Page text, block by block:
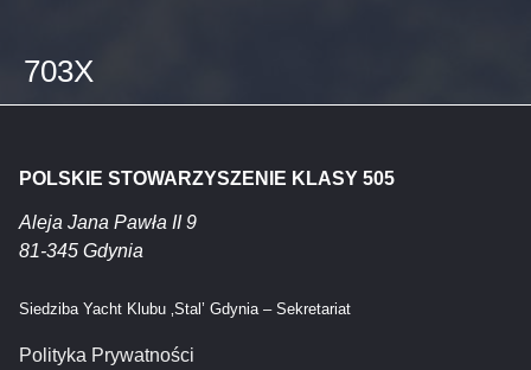
703X
POLSKIE STOWARZYSZENIE KLASY 505
Aleja Jana Pawła II 9
81-345 Gdynia
Siedziba Yacht Klubu ‚Stal’ Gdynia – Sekretariat
Polityka Prywatności